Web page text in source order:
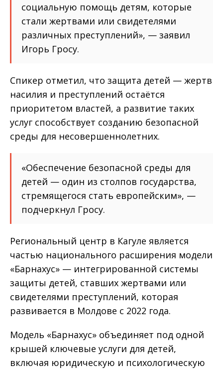
социальную помощь детям, которые
стали жертвами или свидетелями
различных преступлений», — заявил
Игорь Гросу.
Спикер отметил, что защита детей — жертв
насилия и преступлений остаётся
приоритетом властей, а развитие таких
услуг способствует созданию безопасной
среды для несовершеннолетних.
«Обеспечение безопасной среды для
детей — один из столпов государства,
стремящегося стать европейским», —
подчеркнул Гросу.
Региональный центр в Кагуле является
частью национального расширения модели
«Барнахус» — интегрированной системы
защиты детей, ставших жертвами или
свидетелями преступлений, которая
развивается в Молдове с 2022 года.
Модель «Барнахус» объединяет под одной
крышей ключевые услуги для детей,
включая юридическую и психологическую